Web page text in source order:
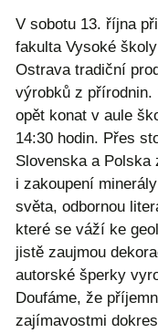
V sobotu 13. října
fakulta Vysoké
Ostrava tradiční
výrobků z přírodnin.
opět konat v aule
14:30 hodin. Přes
Slovenska a Polska
i zakoupení
světa, odbornou
které se váží ke
jistě zaujmou
autorské šperky
Doufáme, že
zajímavostmi